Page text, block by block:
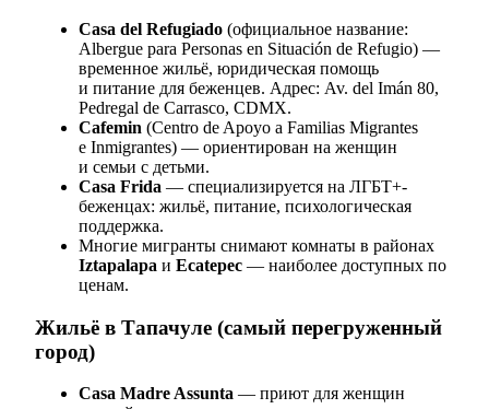
Casa del Refugiado (официальное название:
Albergue para Personas en Situación de Refugio) —
временное жильё, юридическая помощь
и питание для беженцев. Адрес: Av. del Imán 80,
Pedregal de Carrasco, CDMX.
Cafemin (Centro de Apoyo a Familias Migrantes
e Inmigrantes) — ориентирован на женщин
и семьи с детьми.
Casa Frida — специализируется на ЛГБТ+-
беженцах: жильё, питание, психологическая
поддержка.
Многие мигранты снимают комнаты в районах
Iztapalapa и Ecatepec — наиболее доступных по
ценам.
Жильё в Тапачуле (самый перегруженный
город)
Casa Madre Assunta — приют для женщин